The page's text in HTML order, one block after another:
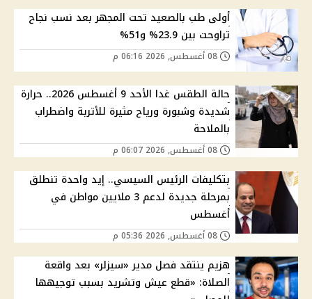
أولى طب بالصعيد تحت المجهر بعد نسب نجاح
تراوحت بين 23.9% و51%
حالة الطقس غدا الأحد 9 أغسطس 2026.. حرارة
شديدة وشبورة ورياح مثيرة للأتربة واضطراب
بالملاحة
بتكليفات الرئيس السيسي.. إيد واحدة تنطلق
بمرحلة جديدة لدعم 3 ملايين مواطن في
أغسطس
هزيم ينتقد فصل مدير «سيزلر» بعد واقعة
الصلاة: «قطع عيش وتشريد بسبب توجيهها